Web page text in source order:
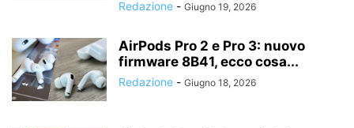
Redazione - Giugno 19, 2026
AirPods Pro 2 e Pro 3: nuovo
firmware 8B41, ecco cosa...
Redazione - Giugno 18, 2026